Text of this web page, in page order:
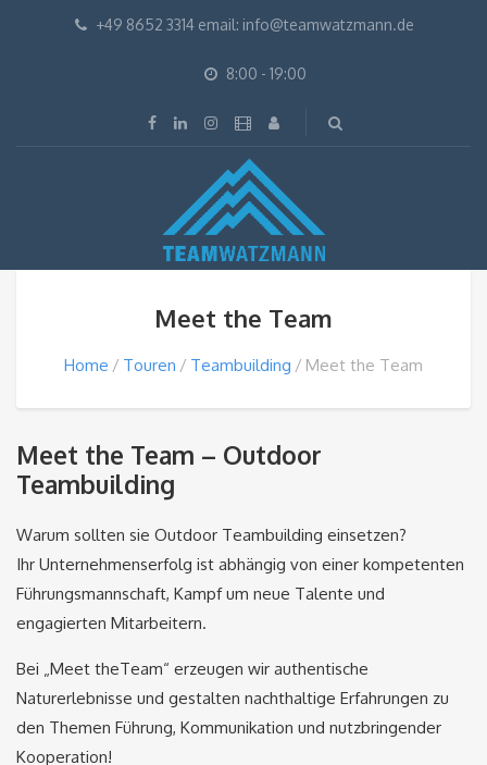
+49 8652 3314 email: info@teamwatzmann.de
8:00 - 19:00
Meet the Team
Home Touren Teambuilding Meet the Team
Meet the Team – Outdoor
Teambuilding
Warum sollten sie Outdoor Teambuilding einsetzen?
Ihr Unternehmenserfolg ist abhängig von einer kompetenten
Führungsmannschaft, Kampf um neue Talente und
engagierten Mitarbeitern.
Bei „Meet theTeam“ erzeugen wir authentische
Naturerlebnisse und gestalten nachthaltige Erfahrungen zu
den Themen Führung, Kommunikation und nutzbringender
Kooperation!